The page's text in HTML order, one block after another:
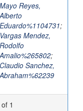
Mayo Reyes,
Alberto
Eduardo%1104731;
Vargas Mendez,
Rodolfo
Amalio%265802;
Claudio Sanchez,
Abraham%62239
1